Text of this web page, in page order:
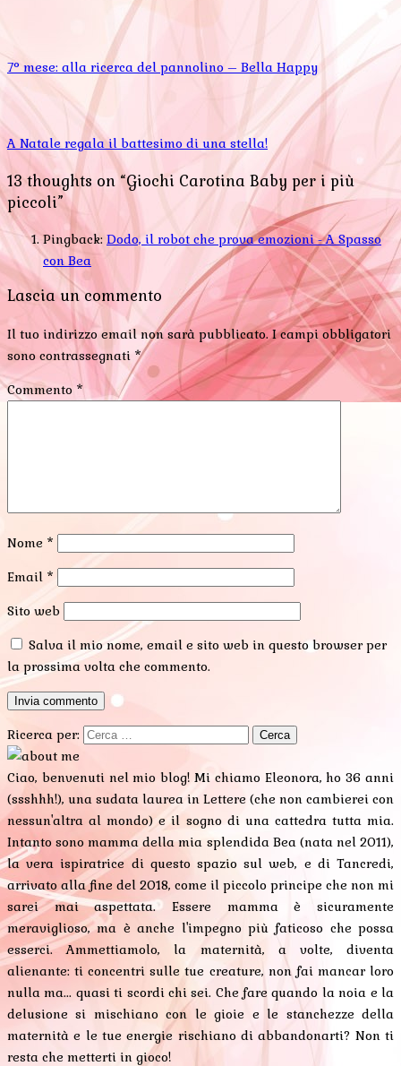
7° mese: alla ricerca del pannolino – Bella Happy
A Natale regala il battesimo di una stella!
13 thoughts on “Giochi Carotina Baby per i più
piccoli”
Pingback: Dodo, il robot che prova emozioni - A Spasso
con Bea
Lascia un commento
Il tuo indirizzo email non sarà pubblicato. I campi obbligatori
sono contrassegnati *
Commento *
Nome *
Email *
Sito web
Salva il mio nome, email e sito web in questo browser per
la prossima volta che commento.
Ricerca per:
Ciao, benvenuti nel mio blog! Mi chiamo Eleonora, ho 36 anni
(ssshhh!), una sudata laurea in Lettere (che non cambierei con
nessun'altra al mondo) e il sogno di una cattedra tutta mia.
Intanto sono mamma della mia splendida Bea (nata nel 2011),
la vera ispiratrice di questo spazio sul web, e di Tancredi,
arrivato alla fine del 2018, come il piccolo principe che non mi
sarei mai aspettata. Essere mamma è sicuramente
meraviglioso, ma è anche l'impegno più faticoso che possa
esserci. Ammettiamolo, la maternità, a volte, diventa
alienante: ti concentri sulle tue creature, non fai mancar loro
nulla ma... quasi ti scordi chi sei. Che fare quando la noia e la
delusione si mischiano con le gioie e le stanchezze della
maternità e le tue energie rischiano di abbandonarti? Non ti
resta che metterti in gioco!